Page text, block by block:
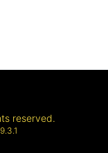
reserved.